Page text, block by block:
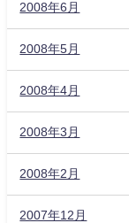
2008年6月
2008年5月
2008年4月
2008年3月
2008年2月
2007年12月